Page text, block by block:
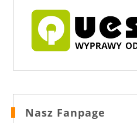
Nasz Fanpage